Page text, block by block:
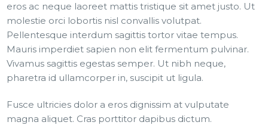
eros ac neque laoreet mattis tristique sit amet justo. Ut
molestie orci lobortis nisl convallis volutpat.
Pellentesque interdum sagittis tortor vitae tempus.
Mauris imperdiet sapien non elit fermentum pulvinar.
Vivamus sagittis egestas semper. Ut nibh neque,
pharetra id ullamcorper in, suscipit ut ligula.
Fusce ultricies dolor a eros dignissim at vulputate
magna aliquet. Cras porttitor dapibus dictum.